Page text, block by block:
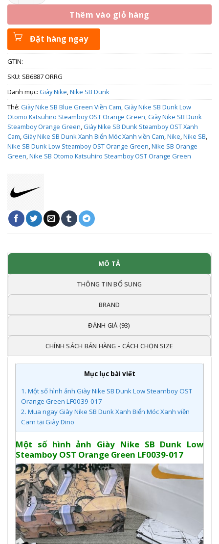
Thêm vào giỏ hàng
Đặt hàng ngay
GTIN:
SKU: SB6887 ORRG
Danh mục: Giày Nike,Nike SB Dunk
Thẻ: Giày Nike SB Blue Green Viền Cam, Giày Nike SB Dunk Low
Otomo Katsuhiro Steamboy OST Orange Green, Giày Nike SB Dunk
Steamboy Orange Green, Giày Nike SB Dunk Steamboy OST Xanh
Cam, Giày Nike SB Dunk Xanh Biển Móc Xanh viền Cam,Nike,Nike SB,
Nike SB Dunk Low Steamboy OST Orange Green,Nike SB Orange
Green,Nike SB Otomo Katsuhiro Steamboy OST Orange Green
MÔ TẢ
THÔNG TIN BỔ SUNG
BRAND
ĐÁNH GIÁ (93)
CHÍNH SÁCH BÁN HÀNG - CÁCH CHỌN SIZE
Mục lục bài viết
1. Một số hình ảnh Giày Nike SB Dunk Low Steamboy OST
Orange Green LF0039-017
2. Mua ngay Giày Nike SB Dunk Xanh Biển Móc Xanh viền
Cam tại Giày Dino
Một số hình ảnh Giày Nike SB Dunk Low
Steamboy OST Orange Green LF0039-017